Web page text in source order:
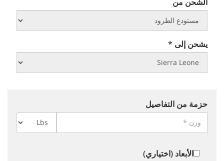
يشحن إلى *
حزمة من التفاصيل
الأبعاد (اختياري)